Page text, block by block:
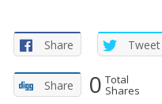
Share Tweet
Share 0 Total
Shares